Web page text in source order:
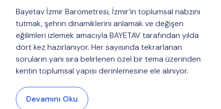
Bayetav İzmir Barometresi, İzmir’in toplumsal nabzını
tutmak, şehrin dinamiklerini anlamak ve değişen
eğilimleri izlemek amacıyla BAYETAV tarafından yılda
dört kez hazırlanıyor. Her sayısında tekrarlanan
soruların yanı sıra belirlenen özel bir tema üzerinden
kentin toplumsal yapısı derinlemesine ele alınıyor.
Devamını Oku